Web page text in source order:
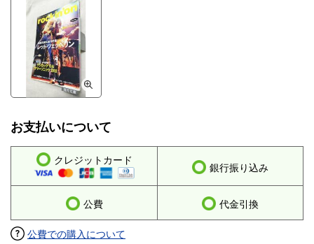
お支払いについて
クレジットカード
銀行振り込み
公費 代金引換
公費での購入について